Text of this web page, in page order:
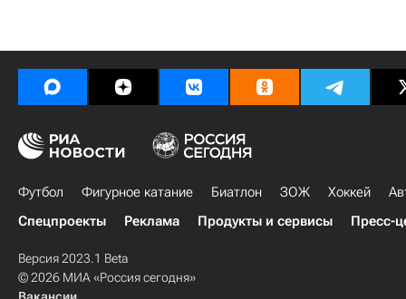
Футбол Фигурное катание Биатлон ЗОЖ Хоккей
Спецпроекты
Реклама Продукты и сервисы Пресс-
Версия 2023.1 Beta
© 2026 МИА «Россия сегодня»